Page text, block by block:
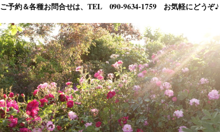
ご予約＆各種お問合せは、TEL 090-9634-1759 お気軽にどうぞ♪